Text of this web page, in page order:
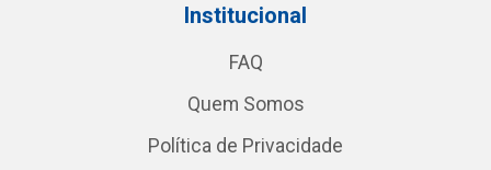
Institucional
FAQ
Quem Somos
Política de Privacidade